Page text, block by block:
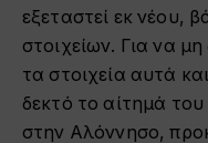
εξεταστεί εκ νέου,
στοιχείων. Για να
τα στοιχεία αυτά
δεκτό το αίτημά
στην Αλόννησο,